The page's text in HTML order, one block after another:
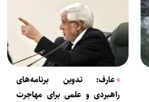
عارف: تدوین برنامه‌های
راهبردی و علمی برای مهاجرت